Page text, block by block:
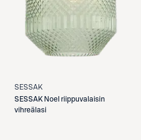
SESSAK
SESSAK Noel riippuvalaisin
vihreälasi